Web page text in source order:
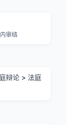
审结
辩论 > 法庭